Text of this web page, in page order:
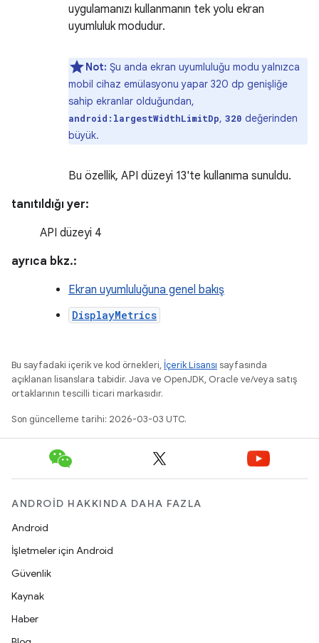
uygulamanızı kullanmanın tek yolu ekran
uyumluluk modudur.
Not: Şu anda ekran uyumluluğu modu yalnızca
mobil cihaz emülasyonu yapar 320 dp genişliğe
sahip ekranlar olduğundan,
android:largestWidthLimitDp, 320 değerinden
büyük.
Bu özellik, API düzeyi 13'te kullanıma sunuldu.
tanıtıldığı yer:
API düzeyi 4
ayrıca bkz.:
Ekran uyumluluğuna genel bakış
DisplayMetrics
Bu sayfadaki içerik ve kod örnekleri, İçerik Lisansı sayfasında
açıklanan lisanslara tabidir. Java ve OpenJDK, Oracle ve/veya satış
ortaklarının tescilli ticari markasıdır.
Son güncelleme tarihi: 2026-03-03 UTC.
ANDROID HAKKINDA DAHA FAZLA
Android
İşletmeler için Android
Güvenlik
Kaynak
Haber